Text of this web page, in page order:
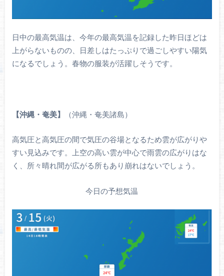
日中の最高気温は、今年の最高気温を記録した昨日ほどは
上がらないものの、日差しはたっぷりで過ごしやすい陽気
になるでしょう。春物の服装が活躍しそうです。
【沖縄・奄美】 （沖縄・奄美諸島）
高気圧と高気圧の間で気圧の谷場となるため雲が広がりや
すい見込みです。上空の高い雲が中心で雨雲の広がりはな
く、所々晴れ間が広がる所もあり崩れはないでしょう。
今日の予想気温